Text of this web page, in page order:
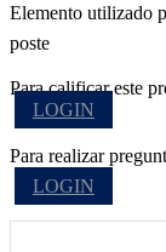
Elemento utilizado
poste
Para calificar este
LOGIN
Para realizar
LOGIN